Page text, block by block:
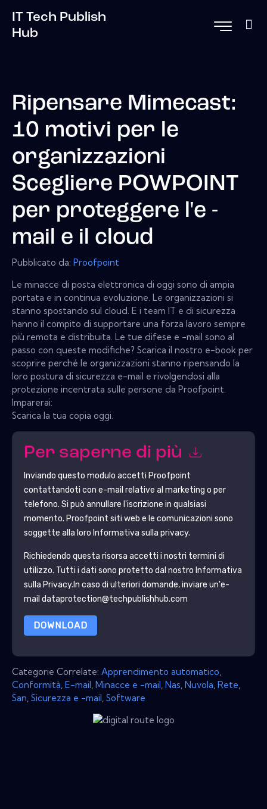
IT Tech Publish
Hub
Ripensare Mimecast:
10 motivi per le
organizzazioni
Scegliere POWPOINT
per proteggere l'e -
mail e il cloud
Pubblicato da: Proofpoint
Le minacce di posta elettronica di oggi sono di ampia
portata e in continua evoluzione. Le organizzazioni si
stanno spostando sul cloud. E i team IT e di sicurezza
hanno il compito di supportare una forza lavoro sempre
più remota e distribuita. Le tue difese e -mail sono al
passo con queste modifiche? Scarica il nostro e-book per
scoprire perché le organizzazioni stanno ripensando la
loro postura di sicurezza e-mail e rivolgendosi alla
protezione incentrata sulle persone da Proofpoint.
Imparerai:
Scarica la tua copia oggi.
Per saperne di più
Inviando questo modulo accetti Proofpoint
contattandoti con e-mail relative al marketing o per
telefono. Si può annullare l'iscrizione in qualsiasi
momento. Proofpoint siti web e le comunicazioni sono
soggette alla loro Informativa sulla privacy.
Richiedendo questa risorsa accetti i nostri termini di
utilizzo. Tutti i dati sono protetto dal nostro Informativa
sulla Privacy.In caso di ulteriori domande, inviare un'e-
mail dataprotection@techpublishhub.com
DOWNLOAD
Categorie Correlate: Apprendimento automatico
Conformità E-mail Minacce e -mail Nas Nuvola Rete
San Sicurezza e -mail Software